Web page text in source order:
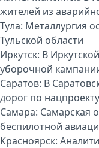
жителей из
Тула: Металлургия
Тульской области
Иркутск: В
уборочной
Саратов: В
дорог по нацпроекту
Самара: Самарская
беспилотной
Красноярск: